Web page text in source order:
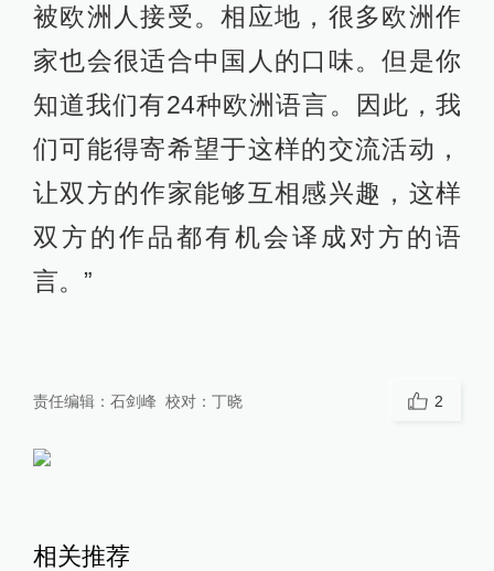
被欧洲人接受。相应地，很多欧洲作
家也会很适合中国人的口味。但是你
知道我们有24种欧洲语言。因此，我
们可能得寄希望于这样的交流活动，
让双方的作家能够互相感兴趣，这样
双方的作品都有机会译成对方的语
言。”
责任编辑： 石剑峰 校对： 丁晓 2
相关推荐